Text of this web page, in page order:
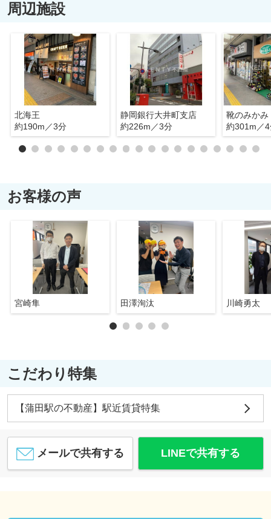
周辺施設
北海王
約190m／3分
静岡銀行大井町支店
約226m／3分
靴のみかみ
約301m／
お客様の声
宮崎隼 田澤洵汰 川崎勇太
こだわり特集
【蒲田駅の不動産】駅近賃貸特集
メールで共有する LINEで共有する